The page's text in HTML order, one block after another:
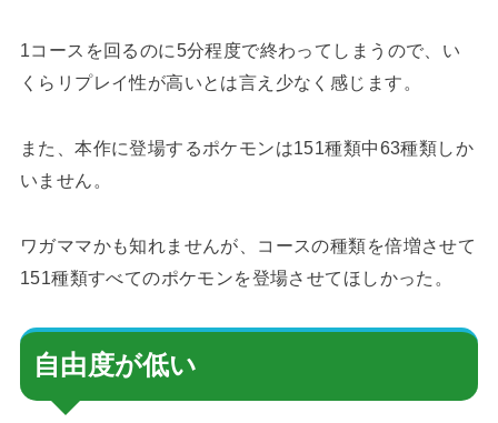
1コースを回るのに5分程度で終わってしまうので、い
くらリプレイ性が高いとは言え少なく感じます。
また、本作に登場するポケモンは151種類中63種類しか
いません。
ワガママかも知れませんが、コースの種類を倍増させて
151種類すべてのポケモンを登場させてほしかった。
自由度が低い